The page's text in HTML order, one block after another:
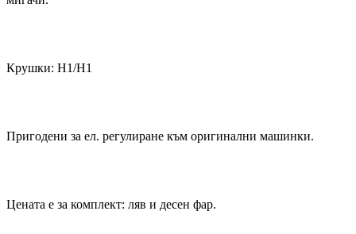
Крушки: Н1/Н1
Пригодени за ел. регулиране към оригинални машинки.
Цената е за комплект: ляв и десен фар.